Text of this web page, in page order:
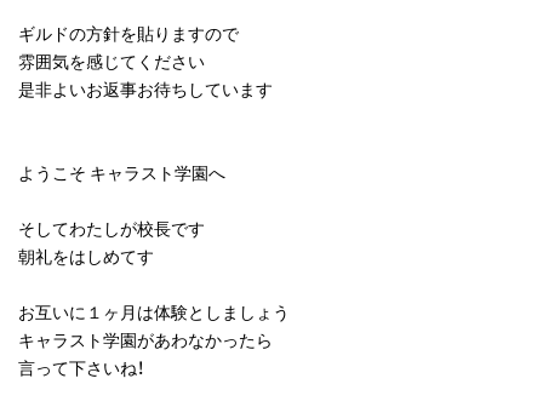
ギルドの方針を貼りますので
雰囲気を感じてください
是非よいお返事お待ちしています
ようこそ キャラスト学園へ
そしてわたしが校長です
朝礼をはしめてす
お互いに１ヶ月は体験としましょう
キャラスト学園があわなかったら
言って下さいね！